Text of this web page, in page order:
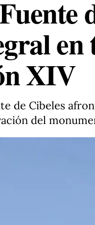
en
XIV
de Cibeles
del